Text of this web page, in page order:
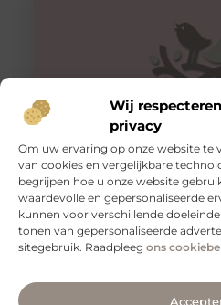
Wij
privacy
Om uw ervaring op onze website te
van cookies en vergelijkbare
begrijpen hoe u onze website
waardevolle en gepersonaliseerde
kunnen voor verschillende
tonen van gepersonaliseerde
sitegebruik. Raadpleeg ons
Veilig vervoeren: waarom
zijn
Als je regelmatig spullen
weet je hoe belangrijk het is